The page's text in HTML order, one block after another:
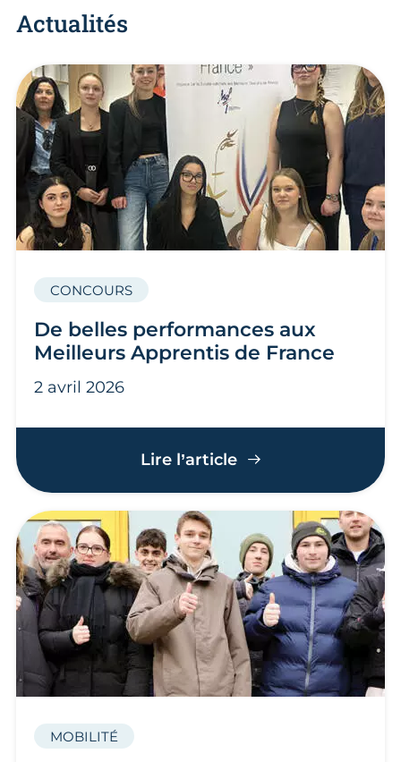
Actualités
De belles performances aux
Meilleurs Apprentis de France
CONCOURS
2 avril 2026
Lire l’articleDe belles
MOBILITÉ